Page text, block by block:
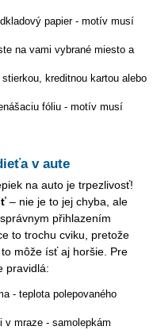
papier - motív musí
na vami vybrané miesto a
kreditnou kartou alebo
fóliu - motív musí
v aute
na auto je trpezlivosť!
– nie je to jej chyba, ale
přihlazením
to trochu cviku, pretože
môže ísť aj horšie. Pre
pravidlá:
- teplota polepovaného
v mraze - samolepkám